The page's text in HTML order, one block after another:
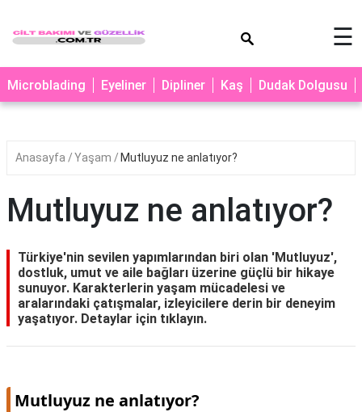
MAKYAJ
MİCROBLADİNG
LAZER
PROTEZ
PEELİNG
ERKEK
BAKIMI
DİPLİNER
☰
Microblading Eyeliner Dipliner Kaş Dudak Dolgusu
Anasayfa Yaşam Mutluyuz ne anlatıyor?
Mutluyuz ne anlatıyor?
Türkiye'nin sevilen yapımlarından biri olan 'Mutluyuz',
dostluk, umut ve aile bağları üzerine güçlü bir hikaye
sunuyor. Karakterlerin yaşam mücadelesi ve
aralarındaki çatışmalar, izleyicilere derin bir deneyim
yaşatıyor. Detaylar için tıklayın.
Mutluyuz ne anlatıyor?